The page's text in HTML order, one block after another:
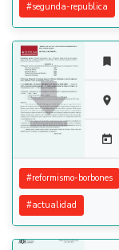
#segunda-republica




#reformismo-borbones
#actualidad